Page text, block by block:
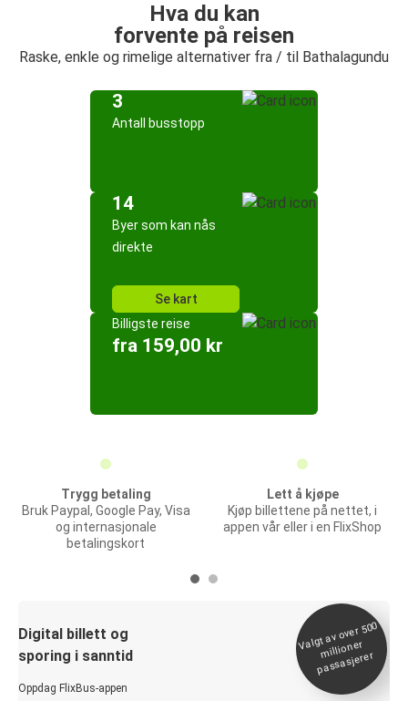
Hva du kan
forvente på reisen
Raske, enkle og rimelige alternativer fra / til Bathalagundu
3
Antall busstopp
14
Byer som kan nås
direkte
Se kart
Billigste reise
fra 159,00 kr
Trygg betaling
Bruk Paypal, Google Pay, Visa
og internasjonale
betalingskort
Lett å kjøpe
Kjøp billettene på nettet, i
appen vår eller i en FlixShop
Digital billett og
sporing i sanntid
Oppdag FlixBus-appen
Valgt av over 500
millioner
passasjerer